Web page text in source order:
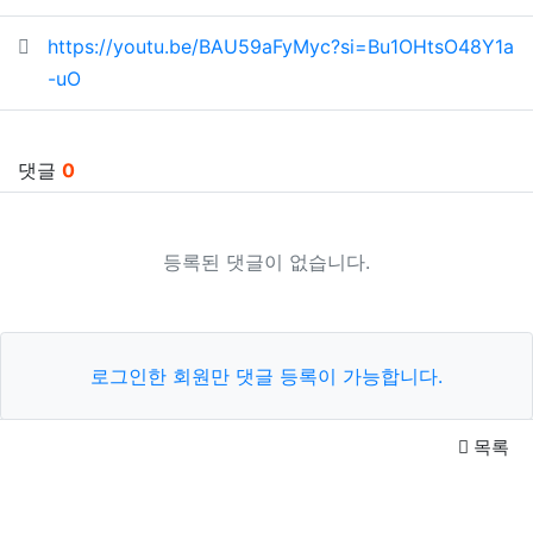
관련자료
https://youtu.be/BAU59aFyMyc?si=Bu1OHtsO48Y1a
-uO
댓글 0
등록된 댓글이 없습니다.
로그인한 회원만 댓글 등록이 가능합니다.
목록